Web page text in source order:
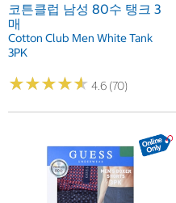
코튼클럽 남성 80수 탱크 3
매
Cotton Club Men White Tank
3PK
★★★★★
★★★★★ 4.6 (70)